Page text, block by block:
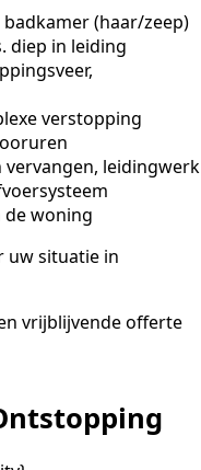
badkamer (haar/zeep)
diep in leiding
verstopping
vervangen, leidingwerk
de woning
uw situatie in
vrijblijvende offerte